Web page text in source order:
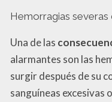
Hemorragias
Una de las
alarmantes son las
surgir después de su
sanguíneas excesivas